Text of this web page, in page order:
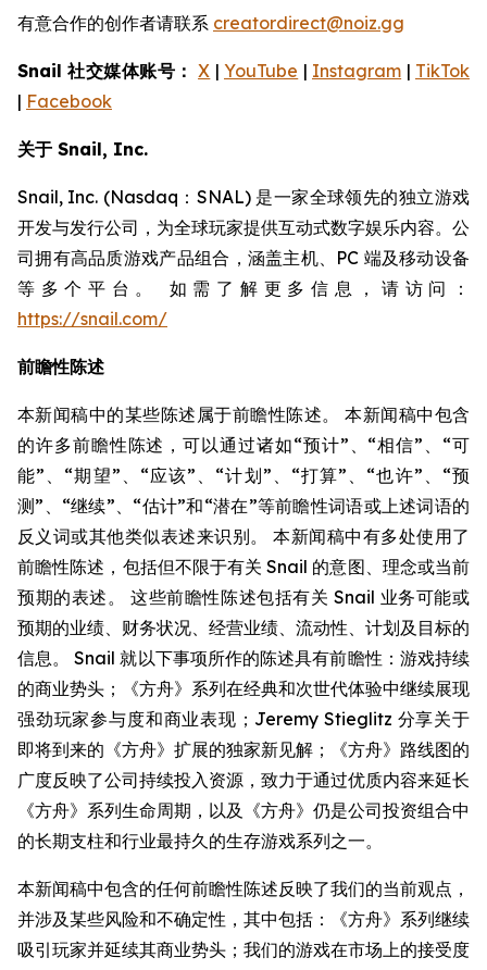
有意合作的创作者请联系 creatordirect@noiz.gg
Snail 社交媒体账号： X |YouTube | Instagram | TikTok
| Facebook
关于 Snail, Inc.
Snail, Inc. (Nasdaq：SNAL) 是一家全球领先的独立游戏
开发与发行公司，为全球玩家提供互动式数字娱乐内容。公
司拥有高品质游戏产品组合，涵盖主机、PC 端及移动设备
等多个平台。 如需了解更多信息，请访问：
https://snail.com/
前瞻性陈述
本新闻稿中的某些陈述属于前瞻性陈述。 本新闻稿中包含
的许多前瞻性陈述，可以通过诸如“预计”、“相信”、“可
能”、“期望”、“应该”、“计划”、“打算”、“也许”、“预
测”、“继续”、“估计”和“潜在”等前瞻性词语或上述词语的
反义词或其他类似表述来识别。 本新闻稿中有多处使用了
前瞻性陈述，包括但不限于有关 Snail 的意图、理念或当前
预期的表述。 这些前瞻性陈述包括有关 Snail 业务可能或
预期的业绩、财务状况、经营业绩、流动性、计划及目标的
信息。 Snail 就以下事项所作的陈述具有前瞻性：游戏持续
的商业势头；《方舟》系列在经典和次世代体验中继续展现
强劲玩家参与度和商业表现；Jeremy Stieglitz 分享关于
即将到来的《方舟》扩展的独家新见解；《方舟》路线图的
广度反映了公司持续投入资源，致力于通过优质内容来延长
《方舟》系列生命周期，以及《方舟》仍是公司投资组合中
的长期支柱和行业最持久的生存游戏系列之一。
本新闻稿中包含的任何前瞻性陈述反映了我们的当前观点，
并涉及某些风险和不确定性，其中包括：《方舟》系列继续
吸引玩家并延续其商业势头；我们的游戏在市场上的接受度